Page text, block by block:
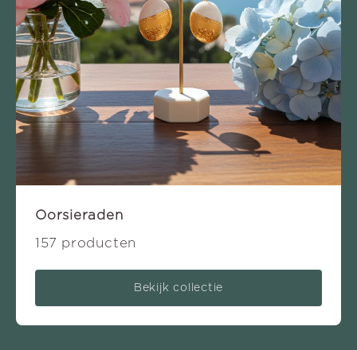
Oorsieraden
157 producten
Bekijk collectie